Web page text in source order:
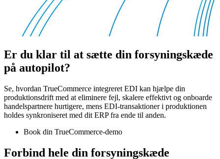
Er du klar til at sætte din forsyningskæde
på autopilot?
Se, hvordan TrueCommerce integreret EDI kan hjælpe din
produktionsdrift med at eliminere fejl, skalere effektivt og onboarde
handelspartnere hurtigere, mens EDI-transaktioner i produktionen
holdes synkroniseret med dit ERP fra ende til anden.
Book din TrueCommerce-demo
Forbind hele din forsyningskæde